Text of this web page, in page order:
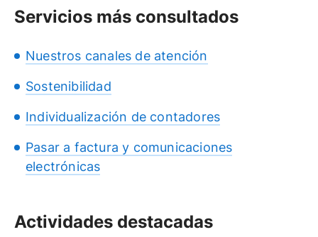
Servicios más consultados
Nuestros canales de atención
Sostenibilidad
Individualización de contadores
Pasar a factura y comunicaciones
electrónicas
Actividades destacadas